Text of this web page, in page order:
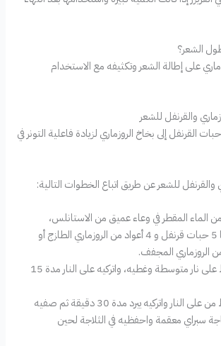
الشعر؟
على إطالة الشعر وتكثيفه مع الاستخدام
والقرنفل للشعر
إلى بخاخ الروزماري لزيادة فاعلية التونر في
للشعر عن طريق اتباع الخطوات التالية:
الماء المقطر في وعاء عميق من الاستانلس،
وأضيفي لهما 5 حبات قرنفل و 4 أعواد من الروزماري الطازج أو
الروزماري المجفف.
ضعي الخليط على نار متوسطة وغطيه، واتركيه على النار مدة 15
ارفعي الخليط من على النار واتركيه يبرد مدة 30 دقيقة ثم صفيه
سبراي معقمة واحفظيه في الثلاجة لحين